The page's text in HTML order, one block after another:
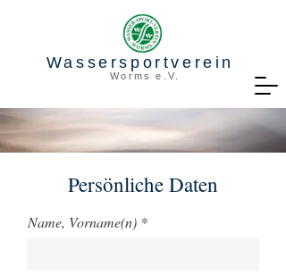
Wassersportverein
Worms e.V.
Persönliche Daten
Name, Vorname(n)